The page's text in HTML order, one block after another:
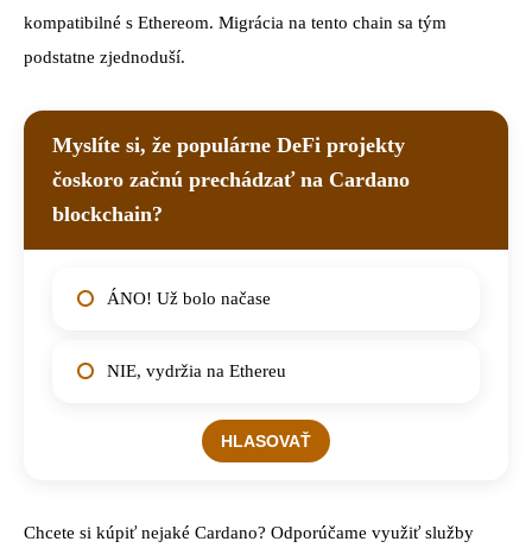
kompatibilné s Ethereom. Migrácia na tento chain sa tým
podstatne zjednoduší.
Myslíte si, že populárne DeFi projekty
čoskoro začnú prechádzať na Cardano
blockchain?
ÁNO! Už bolo načase
NIE, vydržia na Ethereu
Chcete si kúpiť nejaké Cardano? Odporúčame využiť služby